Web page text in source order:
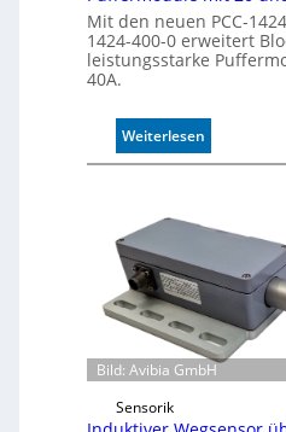
l
e
Mit den neuen PCC-
1424-400-0 erweitert
leistungsstarke
40A.
Weiterlesen:
P
f
r
o
d
u
l
Bild: Avibia GmbH
Sensorik